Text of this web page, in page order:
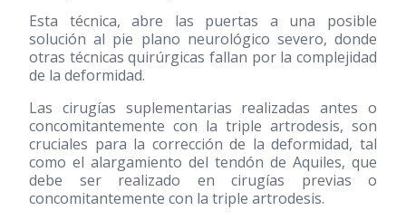
Esta técnica, abre las puertas a una posible
solución al pie plano neurológico severo, donde
otras técnicas quirúrgicas fallan por la complejidad
de la deformidad.
Las cirugías suplementarias realizadas antes o
concomitantemente con la triple artrodesis, son
cruciales para la corrección de la deformidad, tal
como el alargamiento del tendón de Aquiles, que
debe ser realizado en cirugías previas o
concomitantemente con la triple artrodesis.